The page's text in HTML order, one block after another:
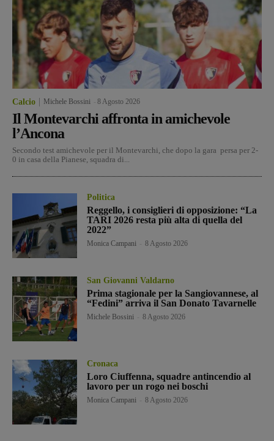
Calcio Michele Bossini 8 Agosto 2026
Il Montevarchi affronta in amichevole
l’Ancona
Secondo test amichevole per il Montevarchi, che dopo la gara persa per 2-
0 in casa della Pianese, squadra di...
Politica
Reggello, i consiglieri di opposizione: “La
TARI 2026 resta più alta di quella del
2022”
Monica Campani 8 Agosto 2026
San Giovanni Valdarno
Prima stagionale per la Sangiovannese, al
“Fedini” arriva il San Donato Tavarnelle
Michele Bossini 8 Agosto 2026
Cronaca
Loro Ciuffenna, squadre antincendio al
lavoro per un rogo nei boschi
Monica Campani 8 Agosto 2026